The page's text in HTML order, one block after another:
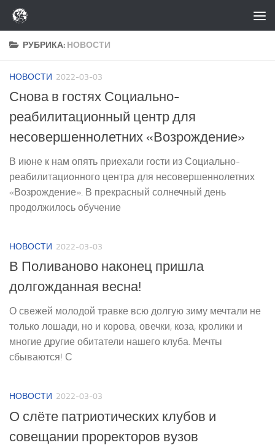
Перейти к содержимому
РУБРИКА: НОВОСТИ
НОВОСТИ 2022-03-03
Снова в гостях Социально-
реабилитационный центр для
несовершеннолетних «Возрождение»
В июне к нам опять приехали гости из Социально-
реабилитационного центра для несовершеннолетних
«Возрождение». В прекрасный солнечный день
продолжилось обучение
НОВОСТИ 2022-03-03
В Поливаново наконец пришла
долгожданная весна!
О свежей молодой травке всю долгую зиму мечтали не
только лошади, но и корова, овечки, коза, кролики и
многие другие обитатели нашего клуба. Мечты
сбываются! С
НОВОСТИ 2022-03-03
О слёте патриотических клубов и
совещании проректоров вузов